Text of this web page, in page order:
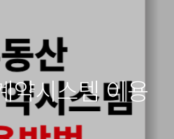
약시스템 이용